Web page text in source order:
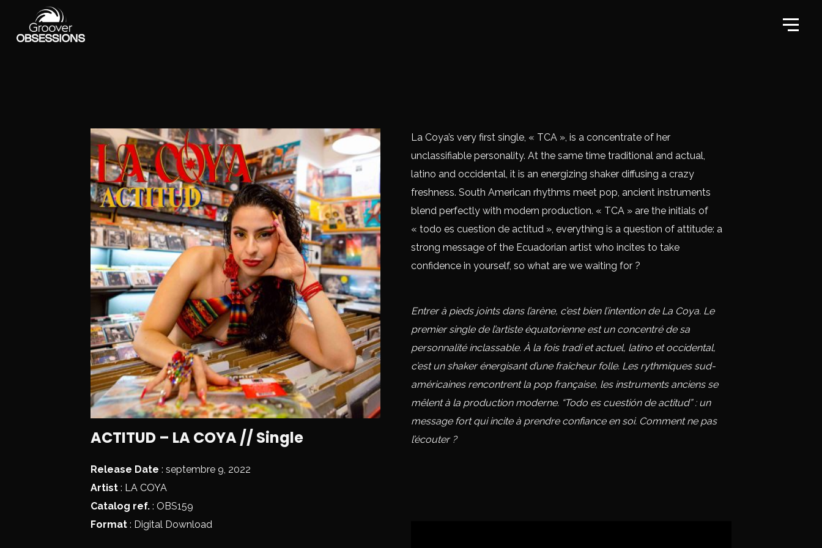
La Coya’s very first single, « TCA », is a concentrate of her
unclassifiable personality. At the same time traditional and actual,
latino and occidental, it is an energizing shaker diffusing a crazy
freshness. South American rhythms meet pop, ancient instruments
blend perfectly with modern production. « TCA » are the initials of
« todo es cuestion de actitud », everything is a question of attitude: a
strong message of the Ecuadorian artist who incites to take
confidence in yourself, so what are we waiting for ?
Entrer à pieds joints dans l’arène, c’est bien l’intention de La Coya. Le
premier single de l’artiste équatorienne est un concentré de sa
personnalité inclassable. À la fois tradi et actuel, latino et occidental,
c’est un shaker énergisant d’une fraîcheur folle. Les rythmiques sud-
américaines rencontrent la pop française, les instruments anciens se
mêlent à la production moderne. “Todo es cuestión de actitud” : un
message fort qui incite à prendre confiance en soi. Comment ne pas
l’écouter ?
ACTITUD – LA COYA // Single
Release Date : septembre 9, 2022
Artist: LA COYA
Catalog ref.: OBS159
Format: Digital Download